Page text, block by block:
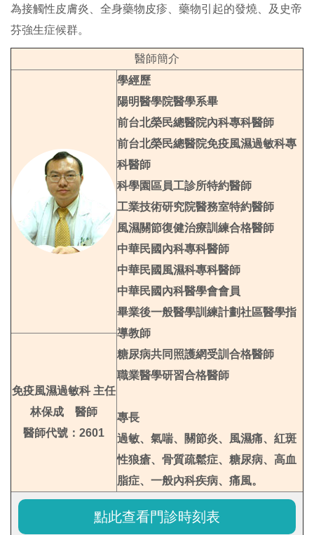
為接觸性皮膚炎、全身藥物皮疹、藥物引起的發燒、及史帝
芬強生症候群。
醫師簡介
學經歷
陽明醫學院醫學系畢
前台北榮民總醫院內科專科醫師
前台北榮民總醫院免疫風濕過敏科專
科醫師
科學園區員工診所特約醫師
工業技術研究院醫務室特約醫師
風濕關節復健治療訓練合格醫師
中華民國內科專科醫師
中華民國風濕科專科醫師
中華民國內科醫學會會員
畢業後一般醫學訓練計劃社區醫學指
導教師
糖尿病共同照護網受訓合格醫師
職業醫學研習合格醫師
專長
過敏、氣喘、關節炎、風濕痛、紅斑
性狼瘡、骨質疏鬆症、糖尿病、高血
脂症、一般內科疾病、痛風。
免疫風濕過敏科 主任
林保成 醫師
醫師代號：2601
點此查看門診時刻表